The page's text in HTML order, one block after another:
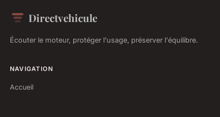
Directvehicule
Écouter le moteur, protéger l'usage, préserver l'équilibre.
NAVIGATION
Accueil